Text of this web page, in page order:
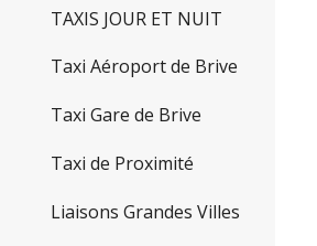
TAXIS JOUR ET NUIT
Taxi Aéroport de Brive
Taxi Gare de Brive
Taxi de Proximité
Liaisons Grandes Villes